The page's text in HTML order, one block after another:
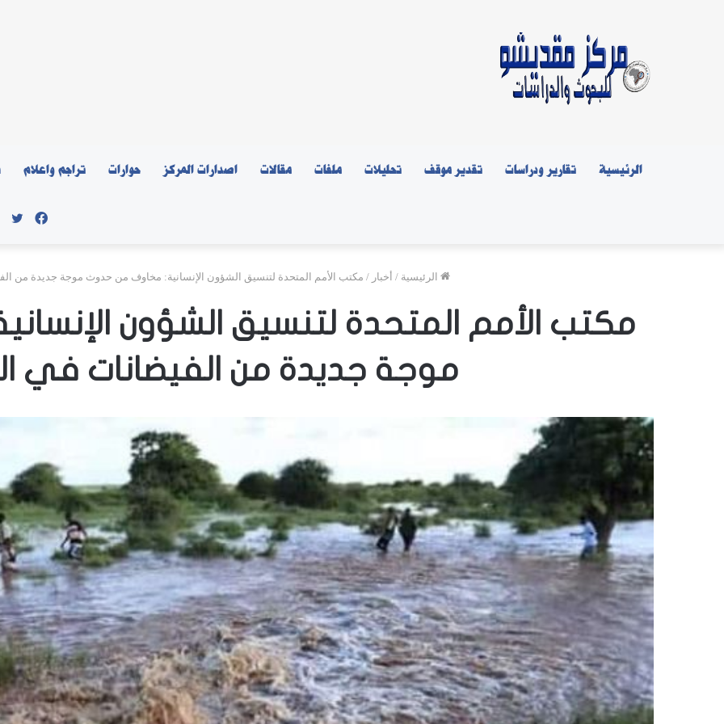
الرئيسية تقارير ودراسات تقدير موقف تحليلات ملفات مقالات اصدارات المركز حوارات تراجم واعلام
الرئيسية / أخبار / مكتب الأمم المتحدة لتنسيق الشؤون الإنسانية: مخاوف من حدوث موجة جديدة من
مكتب الأمم المتحدة لتنسيق الشؤون
موجة جديدة من الفيضانات في